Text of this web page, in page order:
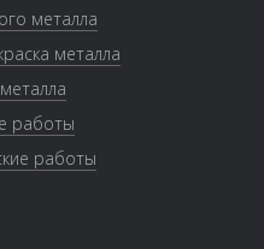
металла
металла
работы
работы